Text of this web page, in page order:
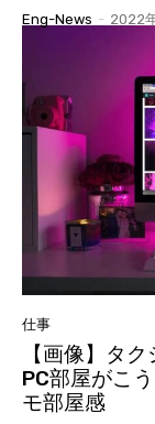
Eng-News - 2022
仕事
【画像】タ
PC部屋がこ
モ部屋感